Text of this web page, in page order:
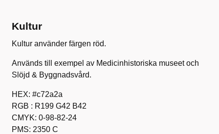
Kultur
Kultur använder färgen röd.
Används till exempel av Medicinhistoriska museet och
Slöjd & Byggnadsvård.
HEX: #c72a2a
RGB : R199 G42 B42
CMYK: 0-98-82-24
PMS: 2350 C